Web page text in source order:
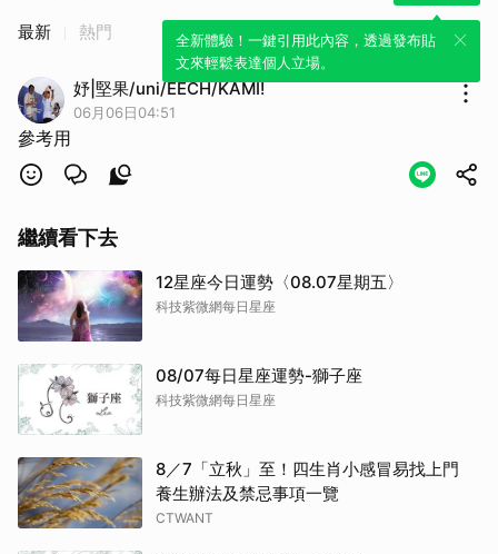
全新體驗！一鍵引用此內容，透過發布貼
文來輕鬆表達個人立場。
最新 熱門
妤|堅果/uni/EECH/KAMI!
06月06日04:51
參考用
繼續看下去
12星座今日運勢〈08.07星期五〉
科技紫微網每日星座
08/07每日星座運勢-獅子座
科技紫微網每日星座
8／7「立秋」至！四生肖小感冒易找上門
養生辦法及禁忌事項一覽
CTWANT